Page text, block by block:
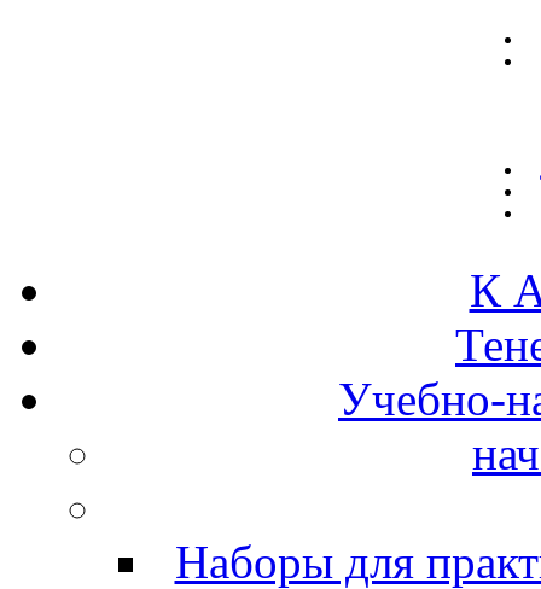
К
Учебно-
Наборы для